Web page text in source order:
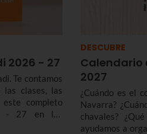
2026 - 27
Te contamos
clases, las
completo
- 27 en los
DESCUBRE
Calendario
2027
¿Cuándo es el
Navarra?
chavales?
ayudamos a